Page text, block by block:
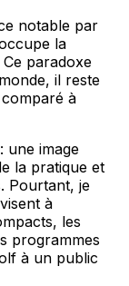
notable par
la
paradoxe
il reste
à
une image
la pratique et
Pourtant, je
à
les
programmes
à un public